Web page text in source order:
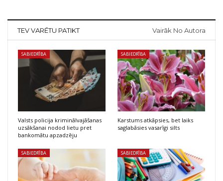
TEV VARĒTU PATIKT Vairāk No Autora
SABIEDRĪBA
Valsts policija kriminālvajāšanas
uzsākšanai nodod lietu pret
bankomātu apzadzēju
SABIEDRĪBA
Karstums atkāpsies, bet laiks
saglabāsies vasarīgi silts
SABIEDRĪBA SABIEDRĪBA